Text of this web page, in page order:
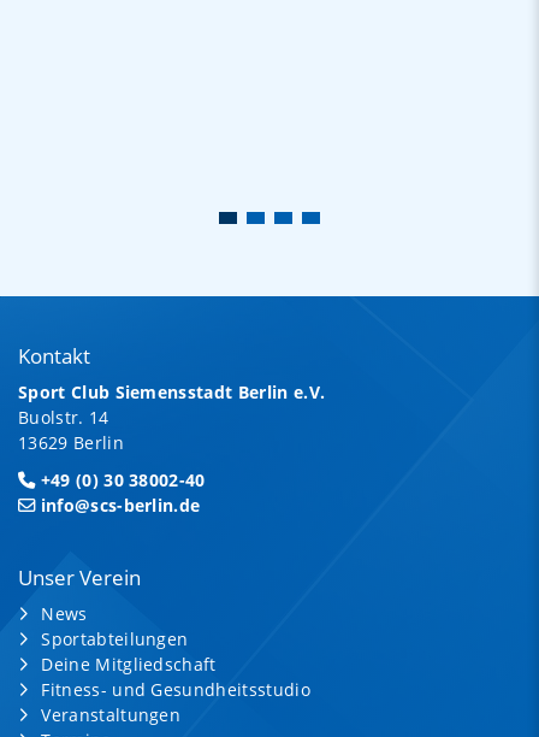
Kontakt
Sport Club Siemensstadt Berlin e.V.
Buolstr. 14
13629 Berlin
+49 (0) 30 38002-40
info@scs-berlin.de
Unser Verein
News
Sportabteilungen
Deine Mitgliedschaft
Fitness- und Gesundheitsstudio
Veranstaltungen